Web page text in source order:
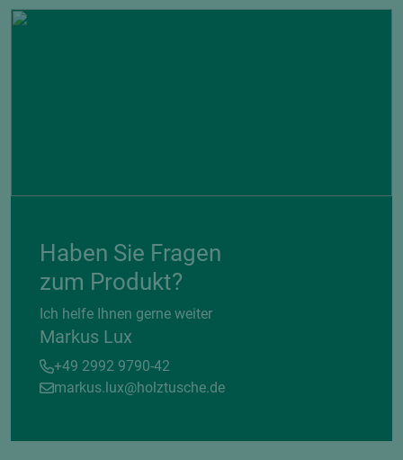
Haben Sie Fragen
zum Produkt?
Ich helfe Ihnen gerne weiter
Markus Lux
+49 2992 9790-42
markus.lux@holztusche.de